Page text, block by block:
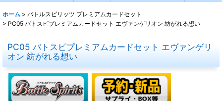
ホーム > バトルスピリッツ プレミアムカードセット
> PC05 バトスピプレミアムカードセット エヴァンゲリオン 紡がれる想い
PC05 バトスピプレミアムカードセット エヴァンゲリ
オン 紡がれる想い